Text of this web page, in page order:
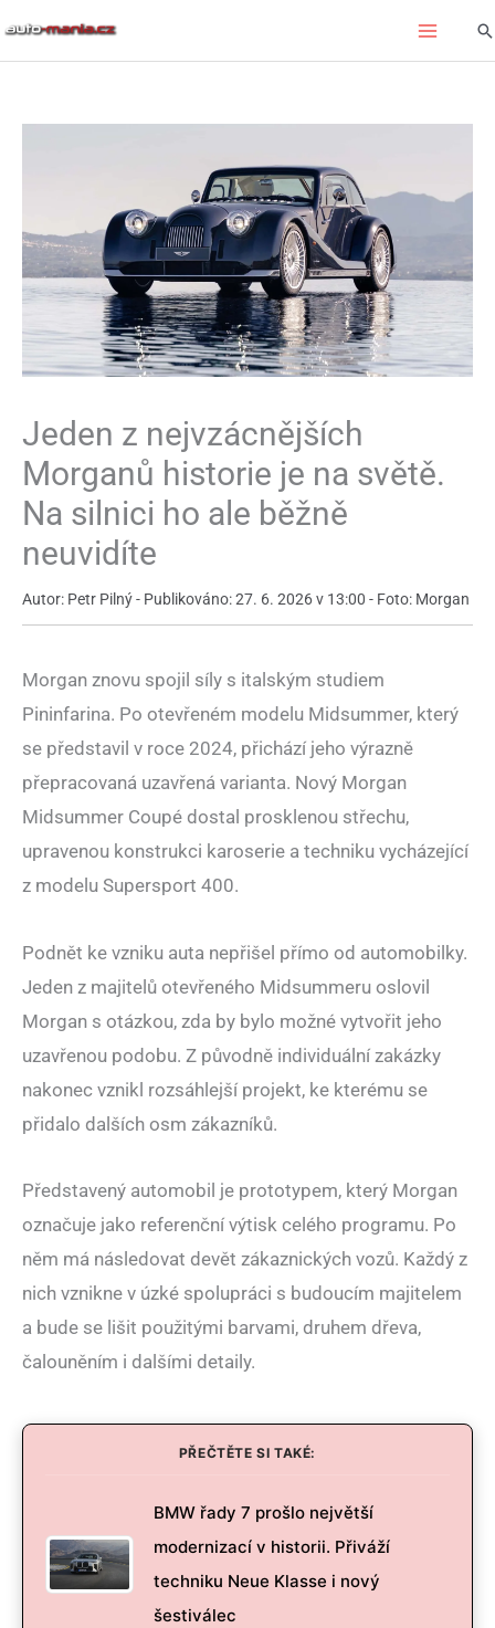
Jeden z nejvzácnějších
Morganů historie je na světě.
Na silnici ho ale běžně
neuvidíte
Autor: Petr Pilný - Publikováno: 27. 6. 2026 v 13:00 - Foto: Morgan
Morgan znovu spojil síly s italským studiem
Pininfarina. Po otevřeném modelu Midsummer, který
se představil v roce 2024, přichází jeho výrazně
přepracovaná uzavřená varianta. Nový Morgan
Midsummer Coupé dostal prosklenou střechu,
upravenou konstrukci karoserie a techniku vycházející
z modelu Supersport 400.
Podnět ke vzniku auta nepřišel přímo od automobilky.
Jeden z majitelů otevřeného Midsummeru oslovil
Morgan s otázkou, zda by bylo možné vytvořit jeho
uzavřenou podobu. Z původně individuální zakázky
nakonec vznikl rozsáhlejší projekt, ke kterému se
přidalo dalších osm zákazníků.
Představený automobil je prototypem, který Morgan
označuje jako referenční výtisk celého programu. Po
něm má následovat devět zákaznických vozů. Každý z
nich vznikne v úzké spolupráci s budoucím majitelem
a bude se lišit použitými barvami, druhem dřeva,
čalouněním i dalšími detaily.
PŘEČTĚTE SI TAKÉ:
BMW řady 7 prošlo největší
modernizací v historii. Přiváží
techniku Neue Klasse i nový
šestiválec